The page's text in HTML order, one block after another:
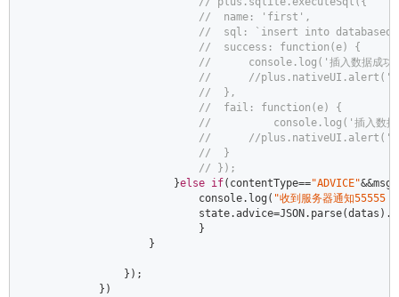
//  name: 'first',
//  sql: `insert into
//  success: function(e) {
//      console.log('插入数据成
//      //plus.nativeUI.alert('插
//  },
//  fail: function(e) {
//          console.log('插入数
//      //plus.nativeUI.alert('插
//  }
// });
                        }
else if(contentType=="ADVICE"
console.log( "收到服务器通知55555
                            state.advice=
JSON
                            }
                    }
                });
            })